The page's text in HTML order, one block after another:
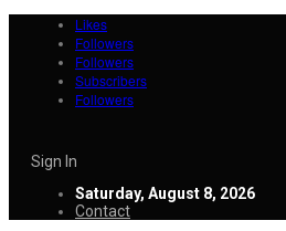
Likes
Followers
Followers
Subscribers
Followers
Sign In
Saturday, August 8, 2026
Contact